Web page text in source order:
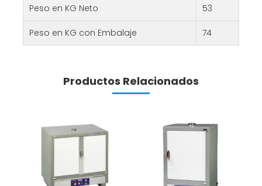
Peso en KG Neto 53
Peso en KG con Embalaje 74
Productos Relacionados